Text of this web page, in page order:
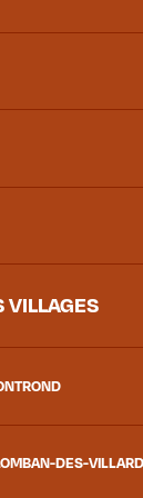
VILLAGES
DES-
la vallée.